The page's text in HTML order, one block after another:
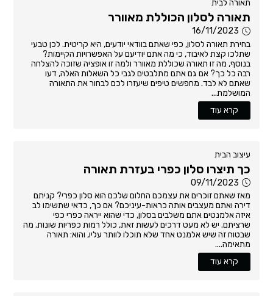
תאורה לבית
תאורה לסלון הכוללת מאוורר
16/11/2023
בחירת תאורה לסלון, כפי שאתם בוודאי יודעים, היא קריטית. לכן טבעי
שתלכו קצת לאיבוד, כי מה אתם יודיעם על האפשרויות הקיימות?
בנוסף, מה זו תאורה שכוללת מאוורר ולמה זו אופציה שזוכה להצלחה
רבה כל כך? אם גם אתם מתלבטים לגבי כל השאלות האלה, דעו
שאתם לא לבד. מחפשים טיפים שיעזרו לכם לבחור את התאורה
המושלמת...
קרא עוד
עיצוב הבית
כך תיצרו סלון כפרי בעזרת תאורה
09/11/2023
מאז שאתם זוכרים את עצמכם החלום שלכם הוא סלון כפרי? קניתם
דירה ואתם מעצבים אותה כראות-עיניכם? אם כך, כדאי שתשימו לב
איזה אלמנטים אתם משלבים בסלון, כדי שהוא ייראה כפרי כפי
שרציתם. יש לא מעט דרכים לעשות זאת, כולל רמות כפריות שונות. מה
שבטוח זה שיש אלמנט אחד שלא תוכלו לוותר עליו, והוא: תאורה
מתאימה....
קרא עוד